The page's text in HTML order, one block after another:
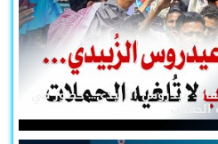
عيدروس الزُبيدي... حضورٌ في
الحملات